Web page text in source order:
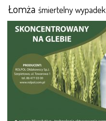
Łomża śmiertelny wypadek